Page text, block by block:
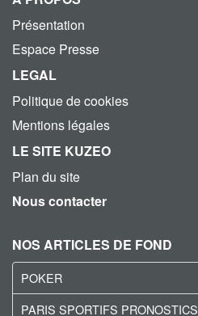
Présentation
Espace Presse
LEGAL
Politique de cookies
Mentions légales
LE SITE KUZEO
Plan du site
Nous contacter
NOS ARTICLES DE FOND
POKER
PARIS SPORTIFS PRONOSTICS